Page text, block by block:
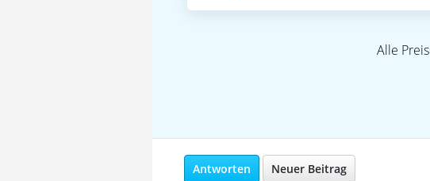
Alle
Antworten Neuer Beitrag